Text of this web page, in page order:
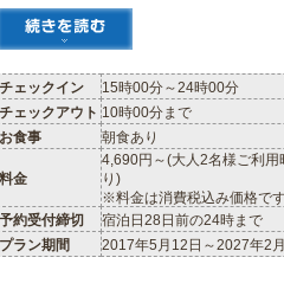
チェックイン
15時00分～24時00分
チェックアウト 10時00分まで
お食事
朝食あり
料金
4,690円～(大人2名様ご利用
り)
※料金は消費税込み価格です
予約受付締切
宿泊日28日前の24時まで
プラン期間
2017年5月12日～2027年2